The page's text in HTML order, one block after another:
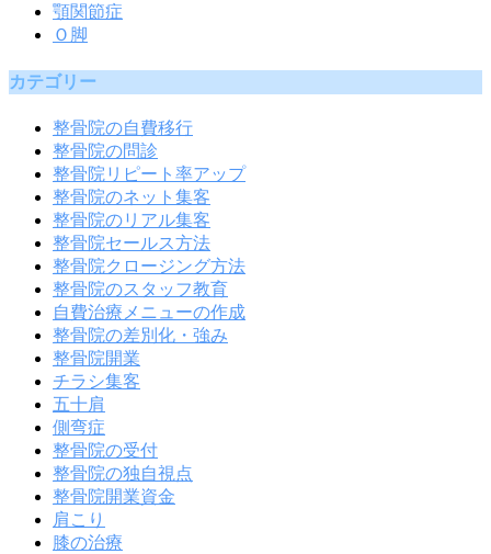
顎関節症
Ｏ脚
カテゴリー
整骨院の自費移行
整骨院の問診
整骨院リピート率アップ
整骨院のネット集客
整骨院のリアル集客
整骨院セールス方法
整骨院クロージング方法
整骨院のスタッフ教育
自費治療メニューの作成
整骨院の差別化・強み
整骨院開業
チラシ集客
五十肩
側弯症
整骨院の受付
整骨院の独自視点
整骨院開業資金
肩こり
膝の治療